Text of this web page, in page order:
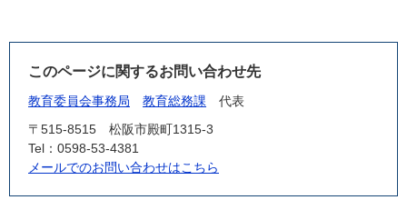
このページに関するお問い合わせ先
教育委員会事務局 教育総務課
代表
〒515-8515
松阪市殿町1315-3
Tel：0598-53-4381
メールでのお問い合わせはこちら